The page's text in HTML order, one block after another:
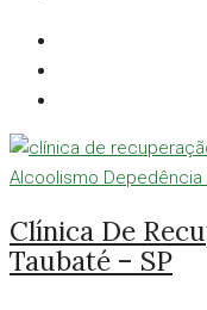
Alcoolismo Depedência
Clínica De
Taubaté – SP